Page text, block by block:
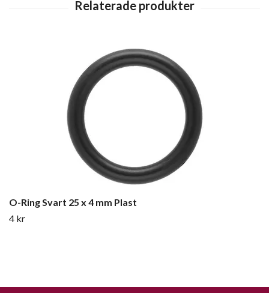
O-Ring Svart 25 x 4 mm Plast
4 kr